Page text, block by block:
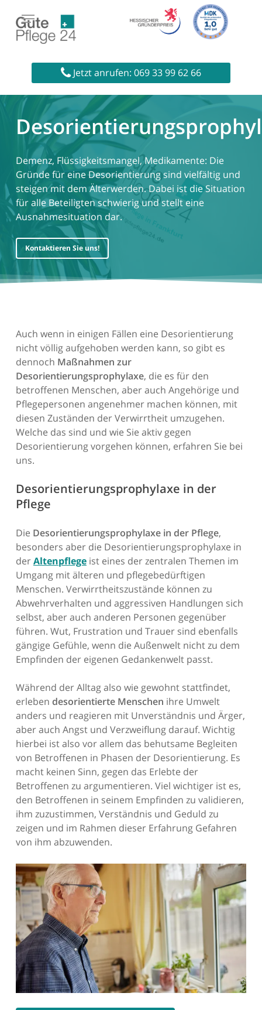
main
Jetzt anrufen: 069 33 99 62 66
Startseite»Prophylaxen in der Pflege»
Desorientierungsprophylaxe
Demenz, Flüssigkeitsmangel, Medikamente: Die
Gründe für eine Desorientierung sind vielfältig und
steigen mit dem Älterwerden. Dabei ist die Situation
für alle Beteiligten schwierig und stellt eine
Ausnahmesituation dar.
Kontaktieren Sie uns!
Auch wenn in einigen Fällen eine Desorientierung
nicht völlig aufgehoben werden kann, so gibt es
dennoch Maßnahmen zur
Desorientierungsprophylaxe, die es für den
betroffenen Menschen, aber auch Angehörige und
Pflegepersonen angenehmer machen können, mit
diesen Zuständen der Verwirrtheit umzugehen.
Welche das sind und wie Sie aktiv gegen
Desorientierung vorgehen können, erfahren Sie bei
uns.
Desorientierungsprophylaxe in der
Pflege
Die Desorientierungsprophylaxe in der Pflege,
besonders aber die Desorientierungsprophylaxe in
derAltenpflegeist eines der zentralen Themen im
Umgang mit älteren und pflegebedürftigen
Menschen. Verwirrtheitszustände können zu
Abwehrverhalten und aggressiven Handlungen sich
selbst, aber auch anderen Personen gegenüber
führen. Wut, Frustration und Trauer sind ebenfalls
gängige Gefühle, wenn die Außenwelt nicht zu dem
Empfinden der eigenen Gedankenwelt passt.
Während der Alltag also wie gewohnt stattfindet,
erleben desorientierte Menschen ihre Umwelt
anders und reagieren mit Unverständnis und Ärger,
aber auch Angst und Verzweiflung darauf. Wichtig
hierbei ist also vor allem das behutsame Begleiten
von Betroffenen in Phasen der Desorientierung. Es
macht keinen Sinn, gegen das Erlebte der
Betroffenen zu argumentieren. Viel wichtiger ist es,
den Betroffenen in seinem Empfinden zu validieren,
ihm zuzustimmen, Verständnis und Geduld zu
zeigen und im Rahmen dieser Erfahrung Gefahren
von ihm abzuwenden.